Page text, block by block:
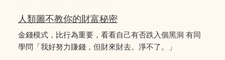
人類圖不教你的財富秘密
金錢模式，比行為重要，看看自己有否跌入個黑洞 有同
學問「我好努力賺錢，但財來財去。淨不了。」